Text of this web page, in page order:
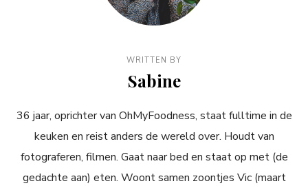
WRITTEN BY
Sabine
36 jaar, oprichter van OhMyFoodness, staat fulltime in de
keuken en reist anders de wereld over. Houdt van
fotograferen, filmen. Gaat naar bed en staat op met (de
gedachte aan) eten. Woont samen zoontjes Vic (maart